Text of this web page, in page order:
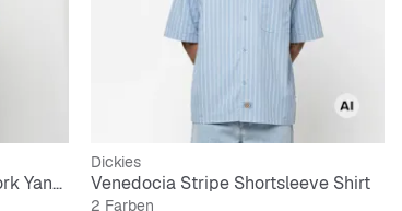
MLB Graphic Revere New York Yankees Shirt
Dickies
Venedocia Stripe Shortsleeve Shirt
2 Farben